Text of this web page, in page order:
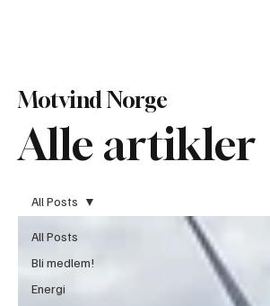
Alle artikler
Motvind Norge
All Posts
Bli medlem!
Energi
All Posts